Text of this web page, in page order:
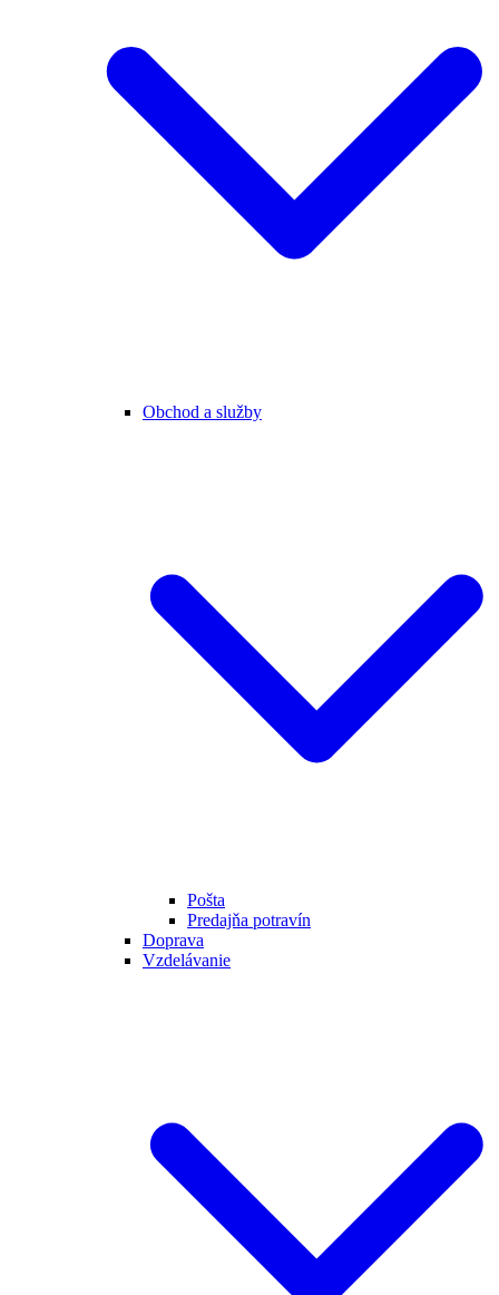
Obchod a služby
Pošta
Predajňa potravín
Doprava
Vzdelávanie